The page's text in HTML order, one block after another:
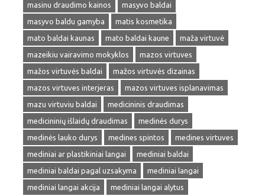
masinu draudimo kainos
masyvo baldai
masyvo baldu gamyba
matis kosmetika
mato baldai kaunas
mato baldai kaune
maža virtuvė
mazeikiu vairavimo mokyklos
mazos virtuves
mažos virtuvės baldai
mažos virtuvės dizainas
mazos virtuves interjeras
mazos virtuves isplanavimas
mazu virtuviu baldai
medicininis draudimas
medicininių išlaidų draudimas
medinės durys
medinės lauko durys
medines spintos
medines virtuves
mediniai ar plastikiniai langai
mediniai baldai
mediniai baldai pagal uzsakyma
mediniai langai
mediniai langai akcija
mediniai langai alytus